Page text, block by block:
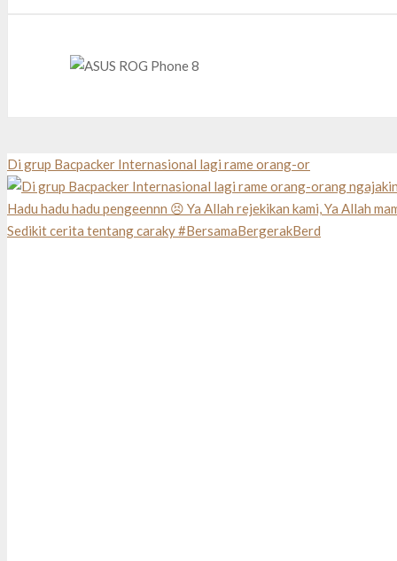
Di grup Bacpacker Internasional lagi rame orang-or
Sedikit cerita tentang caraky #BersamaBergerakBerd